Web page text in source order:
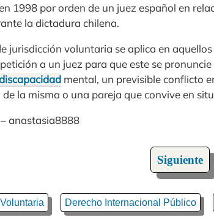
1998 por orden de un juez español en
la dictadura chilena.
jurisdicción voluntaria se aplica en
a un juez para que este se
mental, un previsible conflicto
la misma o una pareja que convive en
anastasia8888
Siguiente
Derecho Internacional Público